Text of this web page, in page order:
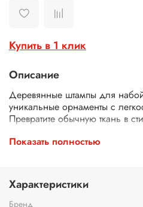
Купить в 1 клик
Описание
Деревянные штампы для
уникальные орнаменты с
Превратите обычную ткань в
деревянными штампами для
подходят для декора одежды,
Экологичные – изготовлены из
Четкий оттиск – резные узоры
аккуратный и красивый рисунок.
Показать полностью
Характеристики
Бренд